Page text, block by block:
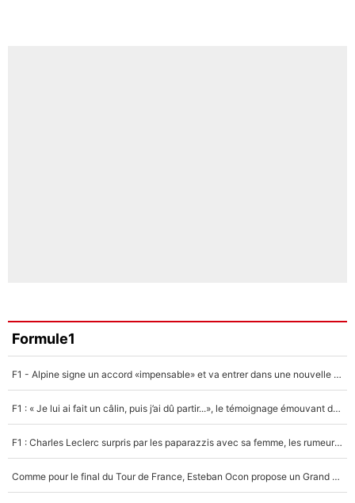
Formule1
F1 - Alpine signe un accord «impensable» et va entrer dans une nouvelle dimension : Grande nouvelle pour Pierre Gasly !
F1 : « Je lui ai fait un câlin, puis j’ai dû partir...», le témoignage émouvant de Max Verstappen sur sa fille
F1 : Charles Leclerc surpris par les paparazzis avec sa femme, les rumeurs étaient vraies !
Comme pour le final du Tour de France, Esteban Ocon propose un Grand Prix de Formule 1 à Paris : «Autour de l’Arc de Triomphe, ce serait génial» !